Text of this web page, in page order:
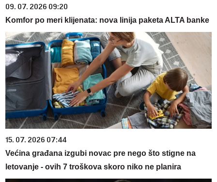
09. 07. 2026 09:20
Komfor po meri klijenata: nova linija paketa ALTA banke
15. 07. 2026 07:44
Većina građana izgubi novac pre nego što stigne na
letovanje - ovih 7 troškova skoro niko ne planira